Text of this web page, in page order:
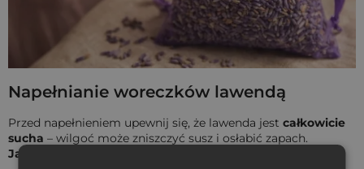
Inspiracje dla klientów indywidualnych
Fioletowe woreczki z organzy to również piękne
opakowania ślubne lub prezentowe. Świetnie sprawdzą się
- jako podziękowania dla gości z drobnym upominkiem.
biżuterii w szkatułce lub do przygotowaniaworeczków
zapachowych DIYdo szafy czy domowych pochłaniaczy
wilgoci.
Napełnianie woreczków lawendą
Przed napełnieniem upewnij się, że lawenda jest całkowicie
sucha – wilgoć może zniszczyć susz i osłabić zapach.
Jak napełnić woreczki lawendowe?